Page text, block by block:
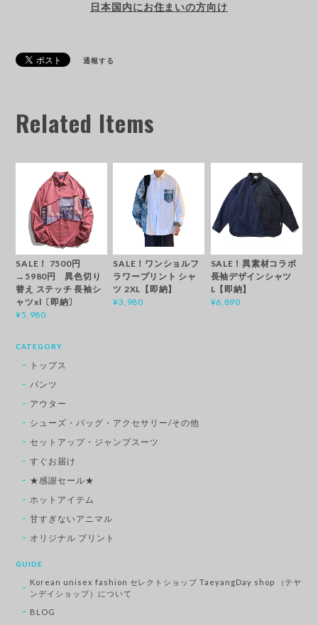
日本国内にお住まいの方向け
通報する
Related Items
SALE！ 7500円
→5980円 異色切り
替え ステッチ 長袖シ
ャツxl〔即納〕
¥5,980
SALE！ワンショルフ
ラワープリント シャ
ツ 2XL【即納】
¥3,980
SALE！異素材コラボ
長袖デザインシャツ
L【即納】
¥6,890
CATEGORY
トップス
パンツ
アウター
シューズ・バッグ・アクセサリー/その他
セットアップ・ジャンプスーツ
すぐお届け
★感謝セール★
ホットアイテム
甘すぎないアニマル
オリジナル プリント
GUIDE
Korean unisex fashion セレクトショップ TaeyangDay shop （テヤ
ンデイショップ）について
BLOG